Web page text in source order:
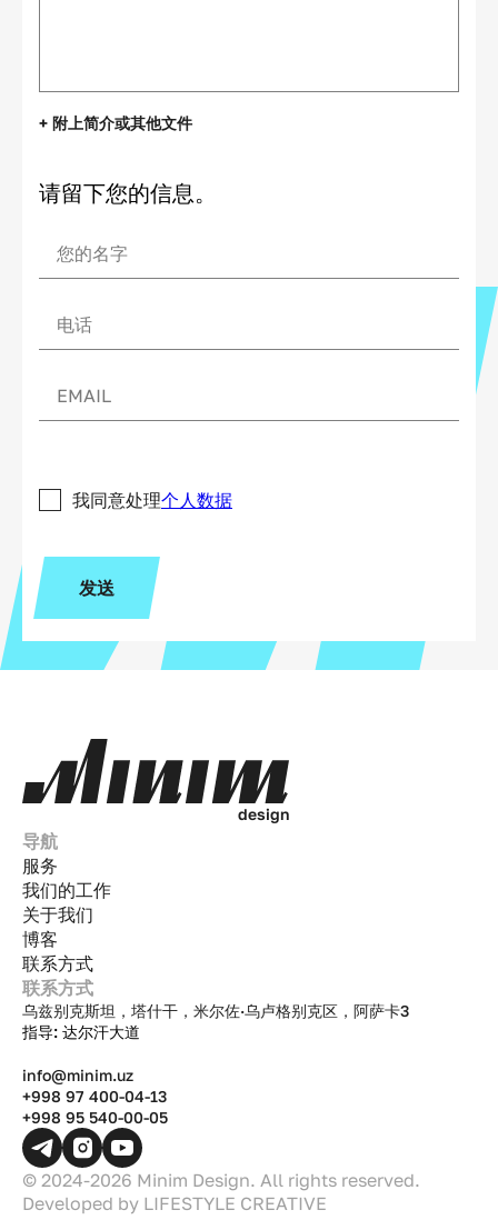
+ 附上简介或其他文件
请留下您的信息。
我同意处理个人数据
发送
design
导航
服务
我们的工作
关于我们
博客
联系方式
联系方式
乌兹别克斯坦，塔什干，米尔佐·乌卢格别克区，阿萨卡3
指导: 达尔汗大道
info@minim.uz
+998 97 400-04-13
+998 95 540-00-05
© 2024-2026 Minim Design. All rights reserved.
Developed by LIFESTYLE CREATIVE